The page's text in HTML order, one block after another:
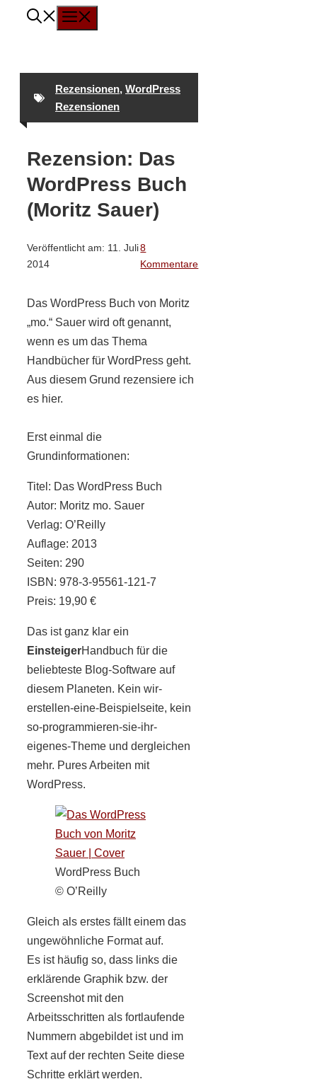
Zum
Rezensionen, WordPress
Rezensionen
Rezension: Das
WordPress Buch
(Moritz Sauer)
Veröffentlicht am: 11. Juli
2014
8
Kommentare
Das WordPress Buch von Moritz
„mo.“ Sauer wird oft genannt,
wenn es um das Thema
Handbücher für WordPress geht.
Aus diesem Grund rezensiere ich
es hier.
Erst einmal die
Grundinformationen:
Titel: Das WordPress Buch
Autor: Moritz mo. Sauer
Verlag: O’Reilly
Auflage: 2013
Seiten: 290
ISBN: 978-3-95561-121-7
Preis: 19,90 €
Das ist ganz klar ein
EinsteigerHandbuch für die
beliebteste Blog-Software auf
diesem Planeten. Kein wir-
erstellen-eine-Beispielseite, kein
so-programmieren-sie-ihr-
eigenes-Theme und dergleichen
mehr. Pures Arbeiten mit
WordPress.
WordPress Buch
© O’Reilly
Gleich als erstes fällt einem das
ungewöhnliche Format auf.
Es ist häufig so, dass links die
erklärende Graphik bzw. der
Screenshot mit den
Arbeitsschritten als fortlaufende
Nummern abgebildet ist und im
Text auf der rechten Seite diese
Schritte erklärt werden.